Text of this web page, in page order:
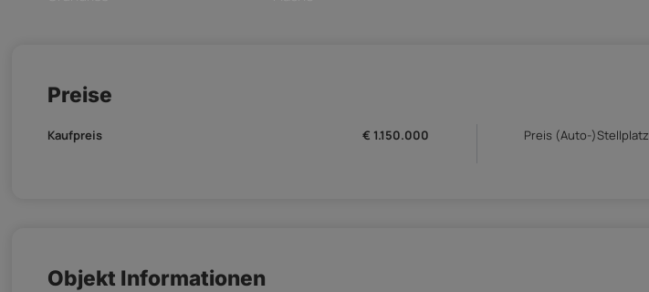
Preise
Kaufpreis € 1.150.000 Preis (Auto-)Stellplatz
Objekt Informationen